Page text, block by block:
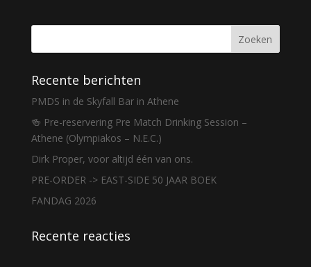
Recente berichten
PMDS in de Skyfall Bar in Athene
🍻 Pre-reservering Pre Match Drinking Session –
Athene (Olympiakos – N.E.C.)
Dirk Proper, voor altijd één van ons.
PRE-ORDER -> EAST-SIDE 50 JAAR BOEK
FANDAG 2026
Recente reacties